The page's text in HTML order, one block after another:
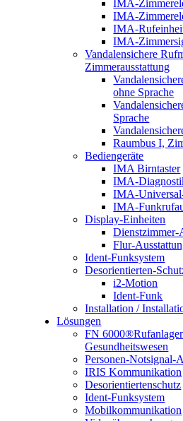
IMA-
IMA-
IMA-
IMA-
Vandalensichere
Zimmerausstattung
ohne Sprache
Sprache
Raumbus I,
Bediengeräte
IMA Birntaster
IMA-
IMA-
IMA-
Display-Einheiten
Dienstzimmer-
Flur-
Ident-Funksystem
Desorientierten-
i2-Motion
Ident-Funk
Installation /
Lösungen
FN
Gesundheitswesen
Personen-Notsignal-
IRIS Kommunikation
Desorientiertenschutz
Ident-Funksystem
Mobilkommunikation